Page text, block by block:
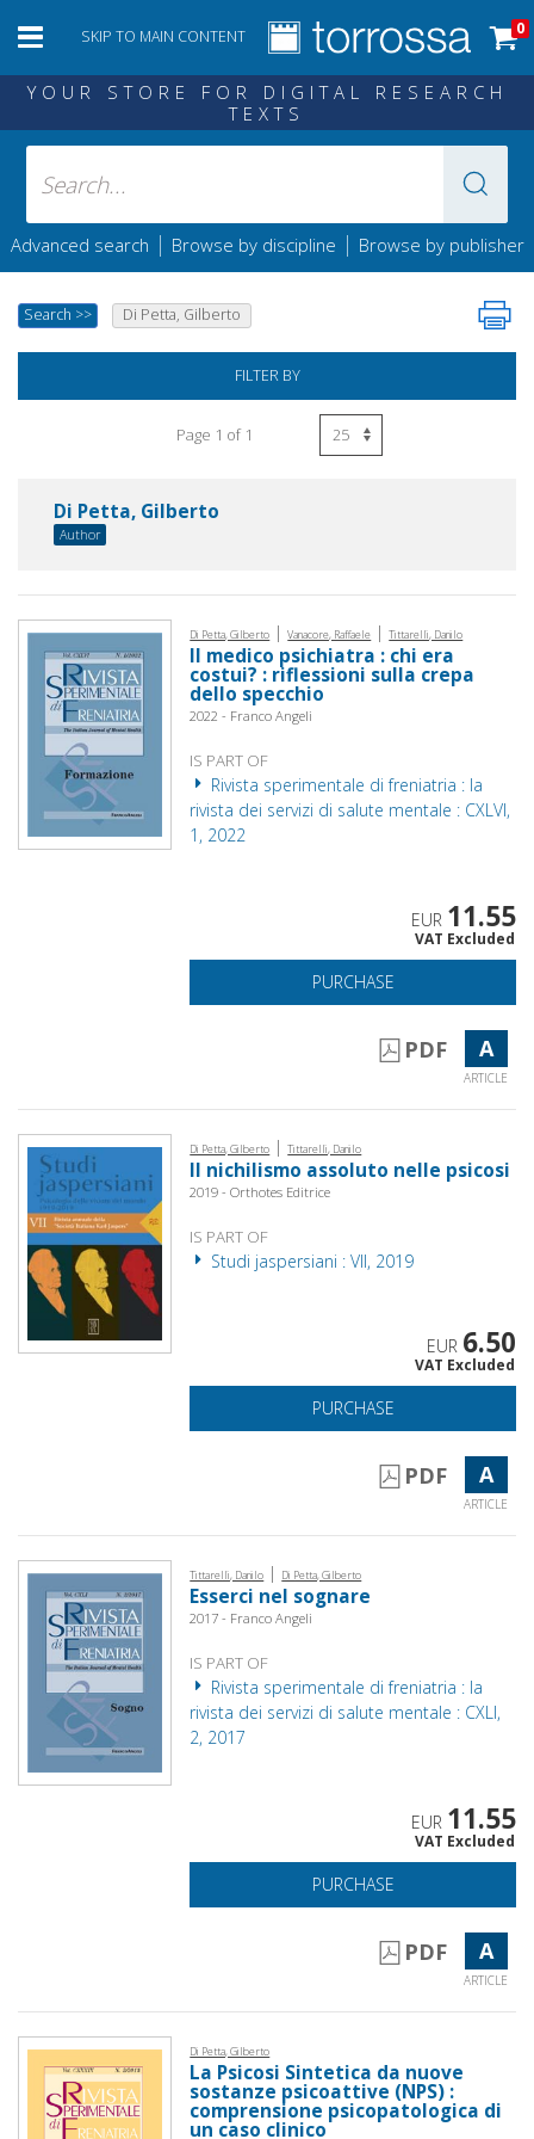
SKIP TO MAIN CONTENT 0
YOUR STORE FOR DIGITAL RESEARCH
TEXTS
Advanced search | Browse by discipline | Browse by publisher
Search >> Di Petta, Gilberto
FILTER BY
Page 1 of 1
Di Petta, Gilberto
Author
Di Petta, Gilberto | Vanacore, Raffaele | Tittarelli, Danilo
Il medico psichiatra : chi era
costui? : riflessioni sulla crepa
dello specchio
2022 - Franco Angeli
IS PART OF
Rivista sperimentale di freniatria : la
rivista dei servizi di salute mentale : CXLVI,
1, 2022
EUR 11.55
VAT Excluded
PURCHASE
PDF A
ARTICLE
Di Petta, Gilberto | Tittarelli, Danilo
Il nichilismo assoluto nelle psicosi
2019 - Orthotes Editrice
IS PART OF
Studi jaspersiani : VII, 2019
EUR 6.50
VAT Excluded
PURCHASE
PDF A
ARTICLE
Tittarelli, Danilo | Di Petta, Gilberto
Esserci nel sognare
2017 - Franco Angeli
IS PART OF
Rivista sperimentale di freniatria : la
rivista dei servizi di salute mentale : CXLI,
2, 2017
EUR 11.55
VAT Excluded
PURCHASE
PDF A
ARTICLE
Di Petta, Gilberto
La Psicosi Sintetica da nuove
sostanze psicoattive (NPS) :
comprensione psicopatologica di
un caso clinico